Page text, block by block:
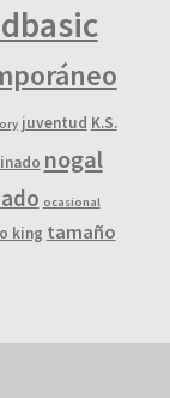
juventud K.S.
nogal
ocasional
king tamaño